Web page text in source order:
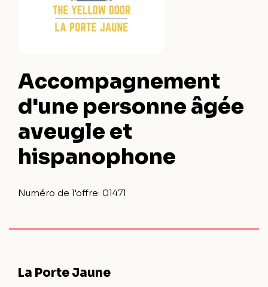
Accompagnement
d'une personne âgée
aveugle et
hispanophone
Numéro de l'offre: 01471
La Porte Jaune